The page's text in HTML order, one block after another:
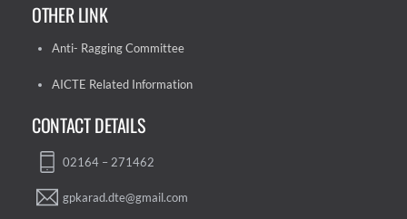
OTHER LINK
Anti- Ragging Committee
AICTE Related Information
CONTACT DETAILS
02164 – 271462
gpkarad.dte@gmail.com